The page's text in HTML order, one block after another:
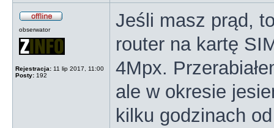
obserwator
Rejestracja: 11 lip 2017, 11:00
Posty: 192
Jeśli masz prąd,
router na kartę
4Mpx.
ale w okresie
kilku godzinach